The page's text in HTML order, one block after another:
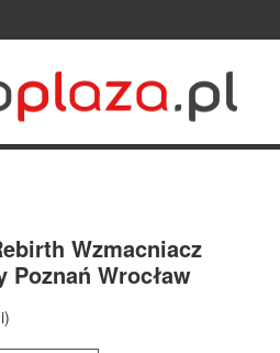
Wzmacniacz
Poznań Wrocław